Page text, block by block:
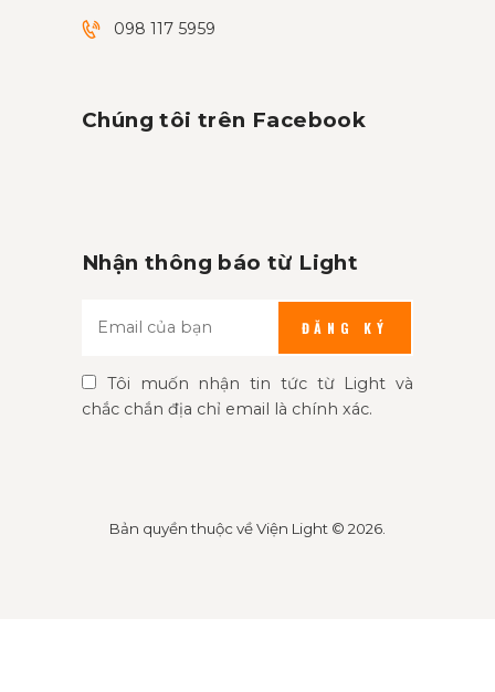
098 117 5959
Chúng tôi trên Facebook
Nhận thông báo từ Light
ĐĂNG KÝ
Tôi muốn nhận tin tức từ Light và
chắc chắn địa chỉ email là chính xác.
Bản quyền thuộc vềViện Light © 2026.